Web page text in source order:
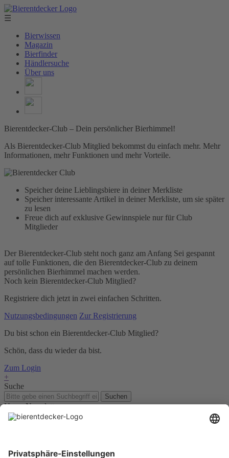
☰
Bierwissen
Magazin
Bierfinder
Händlersuche
Über uns
Bierentdecker-Club – Dein persönlicher Bierhimmel!
Als Bierentdecker-Club Mitglied bekommst du einfach mehr. Mehr
Informationen, mehr Funktionen und mehr Vorteile.
Speicher deine Lieblingsbiere in deiner Merkliste
Speicher interessante Artikel in deiner Merkliste, um sie später
zu lesen
Freue dich auf exklusive Gewinnspiele nur für Club
Mitglieder
Der Bierentdecker-Club steht noch ganz am Anfang Sei gespannt
auf tolle Funktionen, die den Bierentdecker-Club zu deinem
persönlichen Bierhimmel machen werden.
Noch kein Bierentdecker-Club Mitglied?
Registriere dich jetzt in zwei einfachen Schritten.
Nutzungsbedingungen Zur Registrierung
Du bist schon ein Bierentdecker-Club Mitglied?
Schön, dass du wieder da bist.
Zum Login
+
Suche
Suchen
Unser Newsletter
Für Bierkenner, Bierliebhaber, Bierneulinge - kurz, alle
Jetzt anmelden!